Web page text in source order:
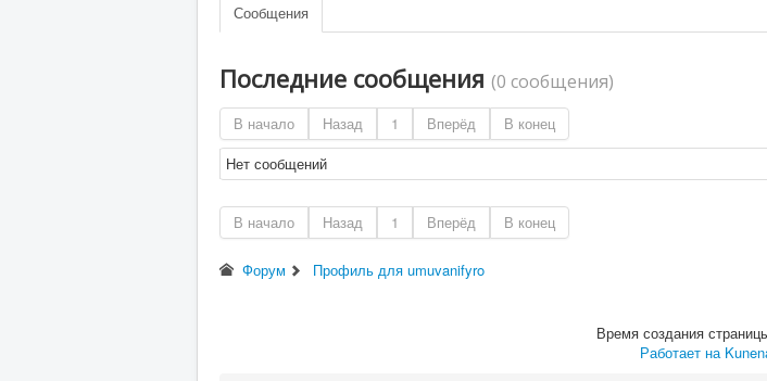
Сообщения
Последние сообщения (0 сообщения)
В начало Назад 1 Вперёд
В конец
Нет сообщений
В начало Назад 1 Вперёд В конец
Форум Профиль для umuvanifyro
Время создания
Работает на